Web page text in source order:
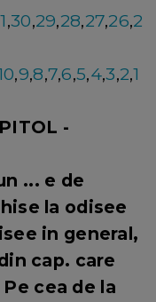
,30,29,28,27,26,2
,9,8,7,6,5,4,3,2,1
-
... e de
la odisee
in general,
cap. care
cea de la